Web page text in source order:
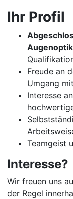
Ihr Profil
Freude an
Umgang
Interesse
Teamgeist
Interesse?
Wir freuen uns
der Regel